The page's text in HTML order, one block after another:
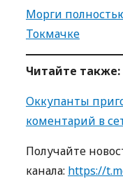
Морги
Токмачке
Читайте также:
Оккупанты
коментарий в
Получайте
канала: https://